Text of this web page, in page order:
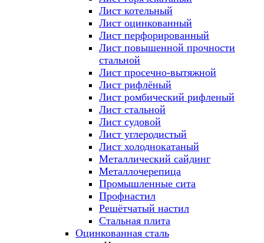
Лист котельный
Лист оцинкованный
Лист перфорированный
Лист повышенной прочности
стальной
Лист просечно-вытяжной
Лист рифлёный
Лист ромбический рифленый
Лист стальной
Лист судовой
Лист углеродистый
Лист холоднокатаный
Металлический сайдинг
Металлочерепица
Промышленные сита
Профнастил
Решётчатый настил
Стальная плита
Оцинкованная сталь